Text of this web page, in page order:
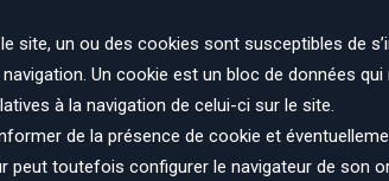
site, un ou des cookies sont susceptibles de
Un cookie est un bloc de données qui
à la navigation de celui-ci sur le site.
de la présence de cookie et
peut toutefois configurer le navigateur de son